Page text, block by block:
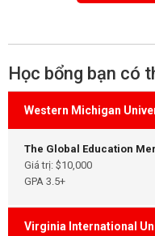
Học bổng bạn có
Western Michigan
The Global Education
Giá trị: $10,000
GPA 3.5+
Virginia International